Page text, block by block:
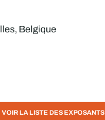
Belgique
VOIR LA LISTE DES EXPOSANTS